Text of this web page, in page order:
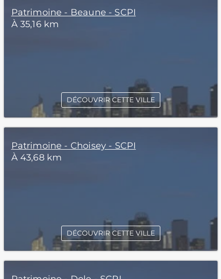
Patrimoine - Beaune - SCPI
À 35,16 km
DÉCOUVRIR CETTE VILLE
Patrimoine - Choisey - SCPI
À 43,68 km
DÉCOUVRIR CETTE VILLE